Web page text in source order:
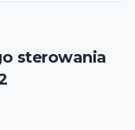
sterowania